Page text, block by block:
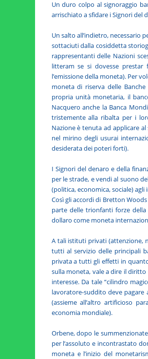
Un duro colpo al signoraggio
arrischiato a sfidare i Signori del
Un salto all’indietro, necessario
sottaciuti dalla cosiddetta
rappresentanti delle Nazioni
litteram se si dovesse prestar
l’emissione della moneta). Per
moneta di riserva delle
propria unità monetaria, il
Nacquero anche la Banca
tristemente alla ribalta per i
Nazione è tenuta ad applicare
nel mirino degli usurai
desiderata dei poteri forti).
I Signori del denaro e della
per le strade, e vendi al suono
(politica, economica, sociale)
Così gli accordi di Bretton
parte delle trionfanti forze della
dollaro come moneta
A tali istituti privati (attenzione,
tutti al servizio delle principali
privata a tutti gli effetti in
sulla moneta, vale a dire il
interesse. Da tale “cilindro
lavoratore-suddito deve
(assieme all’altro artificioso
economia mondiale).
Orbene, dopo le
per l’assoluto e incontrastato
moneta e l’inizio del